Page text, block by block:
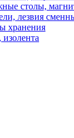
столы,
лезвия
хранения